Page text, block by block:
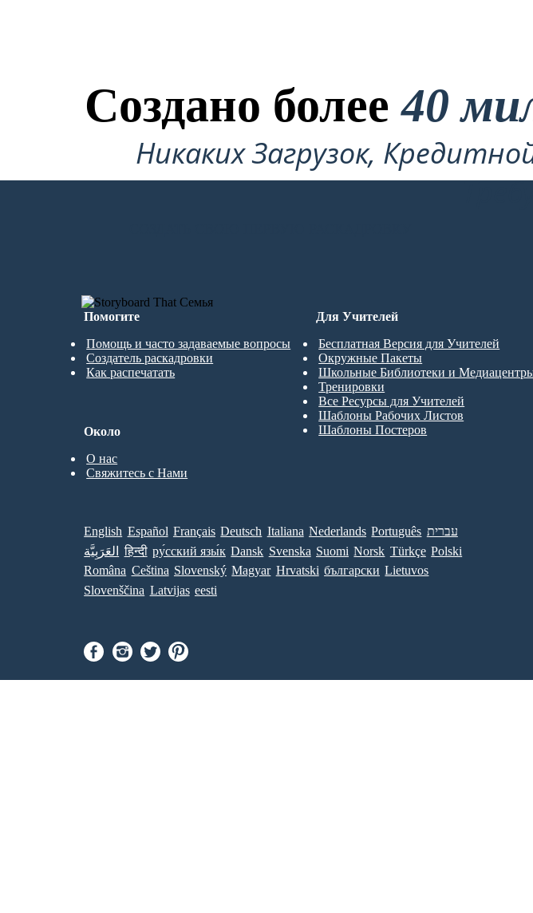
Создано более40
Никаких Загрузок,
Помогите
Помощь и часто задаваемые вопросы
Создатель раскадровки
Как распечатать
Для Учителей
Бесплатная Версия для Учителей
Окружные Пакеты
Школьные Библиотеки и
Тренировки
Все Ресурсы для Учителей
Шаблоны Рабочих Листов
Шаблоны Постеров
Около
О нас
Свяжитесь с Нами
English Español Français Deutsch Italiana Nederlands Português עברית
العَرَبِيَّة
हिन्दी ру́сский язы́к Dansk Svenska Suomi Norsk Türkçe Polski
Româna Ceština Slovenský Magyar Hrvatski български Lietuvos
Slovenščina Latvijas eesti